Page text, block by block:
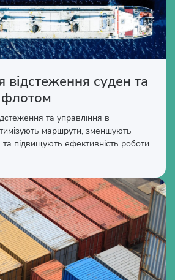
відстеження суден та
флотом
та управління в
маршрути, зменшують
підвищують ефективність роботи